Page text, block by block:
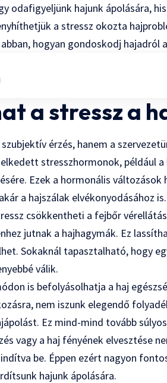
odafigyeljünk hajunk ápolására,
a stressz okozta
hogyan gondoskodj hajadról
a stressz a
érzés, hanem a
stresszhormonok, például
Ezek a hormonális változások
a hajszálak elvékonyodásához is.
csökkentheti a fejbőr
jutnak a hajhagymák. Ez
Sokaknál tapasztalható, hogy
válik.
is befolyásolhatja a haj
nem iszunk elegendő
Ez mind-mind tovább
vagy a haj fényének elvesztése
be. Éppen ezért nagyon
hajunk ápolására.